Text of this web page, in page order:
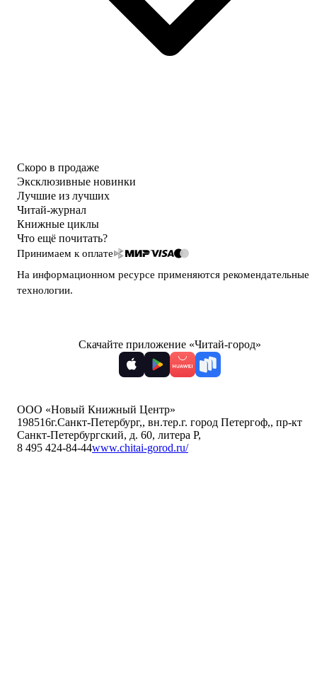
Скоро в продаже
Эксклюзивные новинки
Лучшие из лучших
Читай-журнал
Книжные циклы
Что ещё почитать?
Принимаем к оплате
На информационном ресурсе применяются рекомендательные
технологии.
Скачайте приложение «Читай-город»
ООО «Новый Книжный Центр»
198516г.Санкт-Петербург,, вн.тер.г. город Петергоф,, пр-кт
Санкт-Петербургский, д. 60, литера Р,
8 495 424-84-44www.chitai-gorod.ru/